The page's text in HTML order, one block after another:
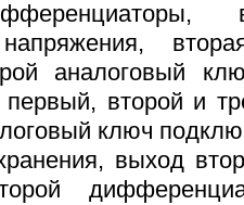
напряжения,
аналоговый
второй и
ключ
выход